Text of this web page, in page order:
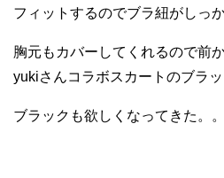
フィットするのでブラ紐がしっ
胸元もカバーしてくれるので前
yukiさんコラボスカートのブラ
ブラックも欲しくなってきた。。